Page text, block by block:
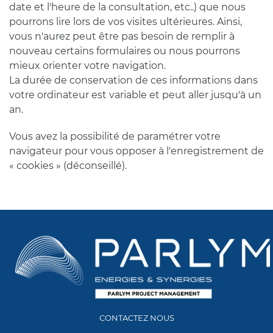
date et l'heure de la consultation, etc..) que nous
pourrons lire lors de vos visites ultérieures. Ainsi,
vous n'aurez peut être pas besoin de remplir à
nouveau certains formulaires ou nous pourrons
mieux orienter votre navigation.
La durée de conservation de ces informations dans
votre ordinateur est variable et peut aller jusqu'à un
an.
Vous avez la possibilité de paramétrer votre
navigateur pour vous opposer à l'enregistrement de
« cookies » (déconseillé).
CONTACTEZ NOUS